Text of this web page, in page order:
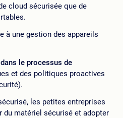
cloud sécurisée que de
à une gestion des appareils
le processus de
et des politiques proactives
les petites entreprises
du matériel sécurisé et adopter